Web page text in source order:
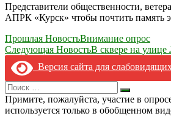
Представители общественности,
АПРК «Курск» чтобы почтить память
Навигация
по
записям
Прошлая НовостьВнимание опрос
Следующая НовостьВ сквере на
Версия сайта для
Search
for:
Искать
Примите, пожалуйста, участие в
используется только в обобщенном